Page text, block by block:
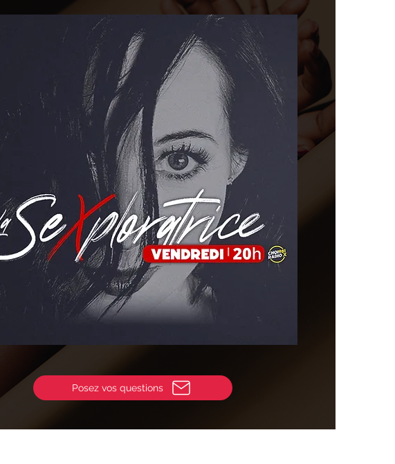
Posez vos questions